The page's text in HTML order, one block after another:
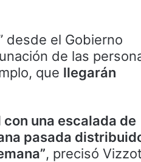
desde el Gobierno
de las
que llegarán
una escalada de
pasada
, precisó